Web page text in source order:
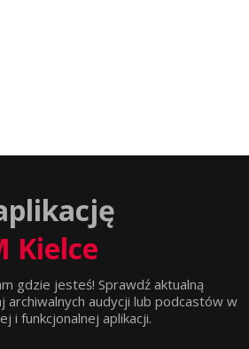
Kielce
gdzie jesteś! Sprawdź aktualną
archiwalnych audycji lub podcastów w
i funkcjonalnej aplikacji.